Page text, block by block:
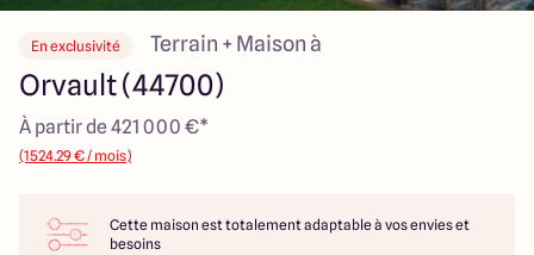
Votre projet
Qui sommes-nous
Maisons ARLOGIS Nantes
En exclusivité Terrain + Maison à
Orvault (44700)
À partir de 421 000 €*
(1524.29 € / mois)
Cette maison est totalement adaptable à vos envies et
besoins